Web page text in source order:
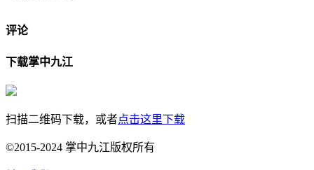
评论
下载掌中九江
扫描二维码下载，或者点击这里下载
©2015-2024 掌中九江版权所有